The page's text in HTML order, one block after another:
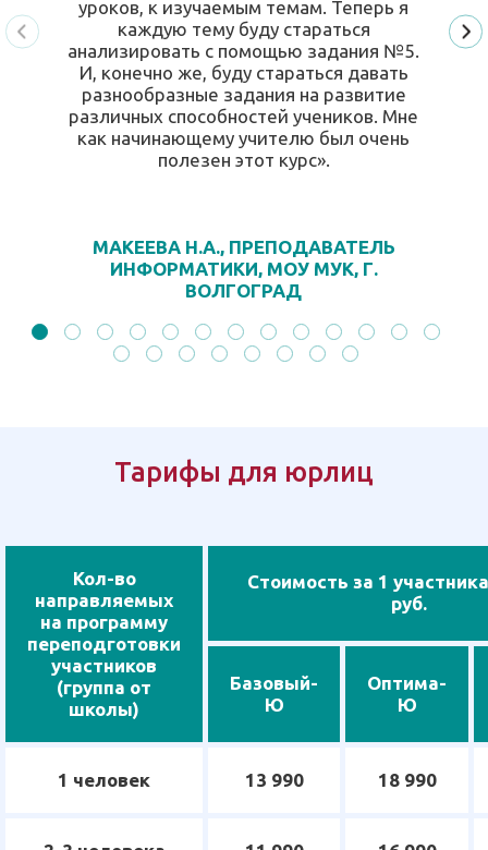
уроков, к изучаемым темам. Теперь я
каждую тему буду стараться
анализировать с помощью задания №5.
И, конечно же, буду стараться давать
разнообразные задания на развитие
различных способностей учеников. Мне
как начинающему учителю был очень
полезен этот курс».
МАКЕЕВА Н.А., ПРЕПОДАВАТЕЛЬ
ИНФОРМАТИКИ, МОУ МУК, Г.
ВОЛГОГРАД
Тарифы для юрлиц
Кол-во
направляемых
на программу
переподготовки
участников
(группа от
школы)
Стоимость за 1
руб.
Базовый-
Ю
Оптима-
Ю
1 человек 13 990 18 990